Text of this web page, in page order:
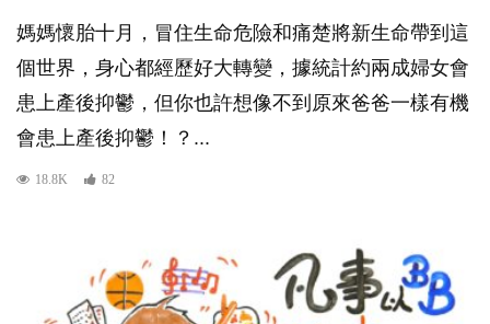
媽媽懷胎十月，冒住生命危險和痛楚將新生命帶到這
個世界，身心都經歷好大轉變，據統計約兩成婦女會
患上產後抑鬱，但你也許想像不到原來爸爸一樣有機
會患上產後抑鬱！？...
18.8K 82